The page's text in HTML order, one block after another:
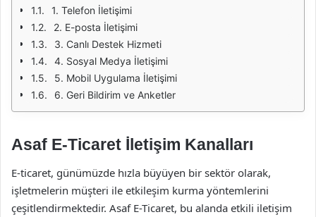
1. Telefon İletişimi
2. E-posta İletişimi
3. Canlı Destek Hizmeti
4. Sosyal Medya İletişimi
5. Mobil Uygulama İletişimi
6. Geri Bildirim ve Anketler
Asaf E-Ticaret İletişim Kanalları
E-ticaret, günümüzde hızla büyüyen bir sektör olarak,
işletmelerin müşteri ile etkileşim kurma yöntemlerini
çeşitlendirmektedir. Asaf E-Ticaret, bu alanda etkili iletişim